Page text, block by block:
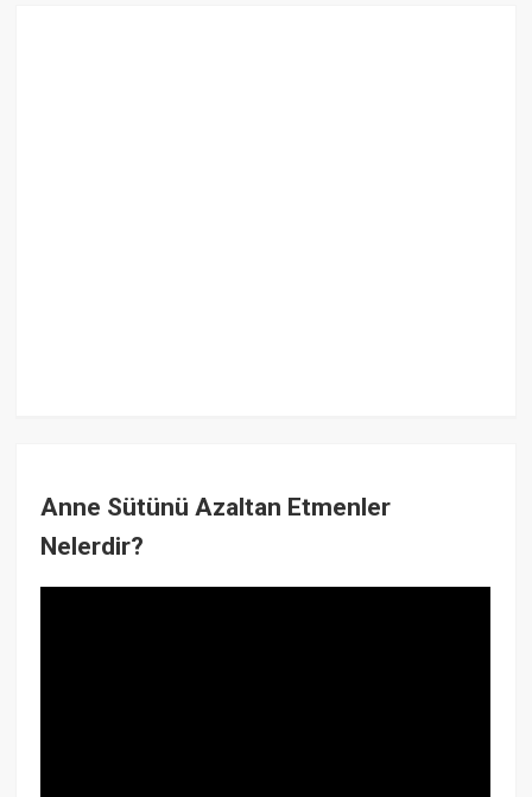
Anne Sütünü Azaltan Etmenler
Nelerdir?